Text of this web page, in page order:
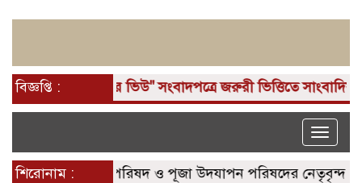
বিজ্ঞপ্তি :
"জগন্নাথপুর ভিউ" সংবাদপত্রে জরুরী ভিত্তিতে সাংবাদিক
Toggle
শিরোনাম :
খ্রিস্টান ঐক্য পরিষদ ও পূজা উদযাপন পরিষদের নেতৃবৃন্দ